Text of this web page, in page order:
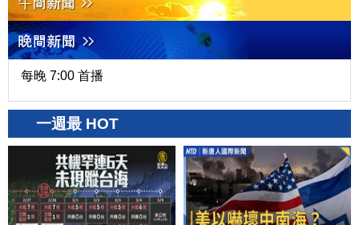
每晚 7:00 首播
一週最 HOT